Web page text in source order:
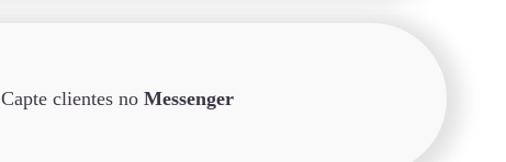
Capte clientes no Messenger